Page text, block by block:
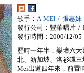
歌手： A-MEI / 張惠妹
發行公司：豐華唱片 /
發行時間：2000/12/05
歷時一年半，樂壇六
北、新加坡、洛衫磯
Mei出道四年來，前置